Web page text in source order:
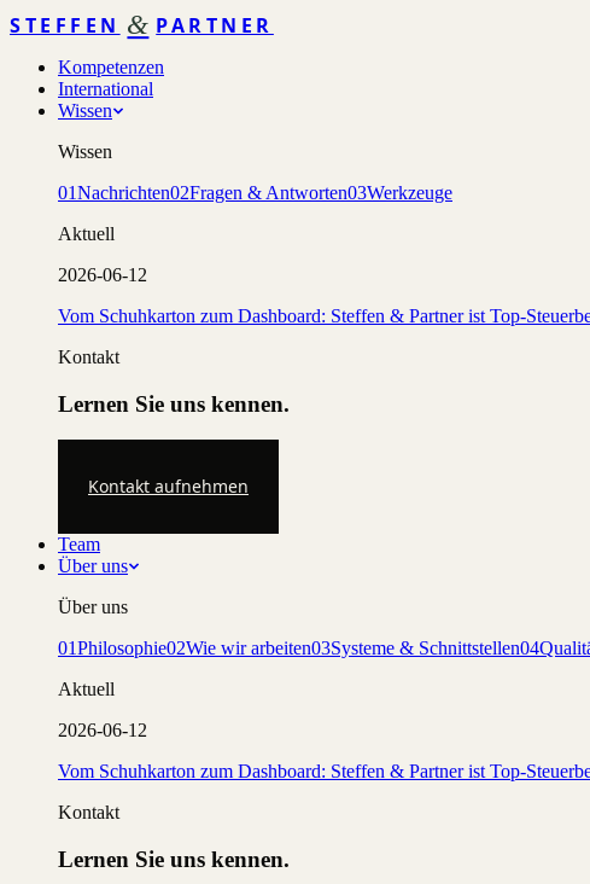
STEFFEN & PARTNER
Kompetenzen
International
Wissen
Wissen
01Nachrichten02Fragen & Antworten03Werkzeuge
Aktuell
2026-06-12
Vom Schuhkarton zum Dashboard: Steffen & Partner ist Top-
Kontakt
Lernen Sie uns kennen.
Kontakt aufnehmen
Team
Über uns
Über uns
01Philosophie02Wie wir arbeiten03Systeme & Schnittstellen04
Aktuell
2026-06-12
Vom Schuhkarton zum Dashboard: Steffen & Partner ist Top-
Kontakt
Lernen Sie uns kennen.